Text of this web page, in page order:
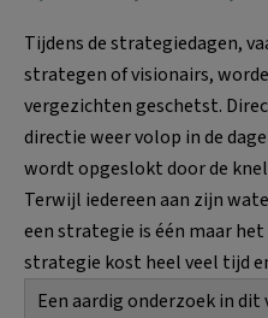
Tijdens de strategiedagen,
strategen of visionairs,
vergezichten geschetst.
directie weer volop in de
wordt opgeslokt door de
Terwijl iedereen aan zijn
een strategie is één maar
strategie kost heel veel tijd
Een aardig onderzoek in